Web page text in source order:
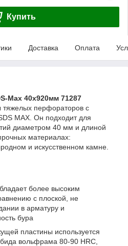
Купить
Доставка Оплата
Max 40х920мм 71287
тяжелых перфораторов с
MAX. Он подходит для
диаметром 40 мм и длиной
материалах:
и искусственном камне.
более высоким
с плоской, не
в арматуру и
бура
пластины используется
вольфрама 80-90 HRC,